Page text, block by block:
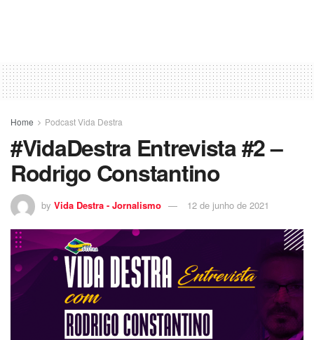
Home Podcast Vida Destra
#VidaDestra Entrevista #2 –
Rodrigo Constantino
by Vida Destra - Jornalismo 12 de junho de 2021